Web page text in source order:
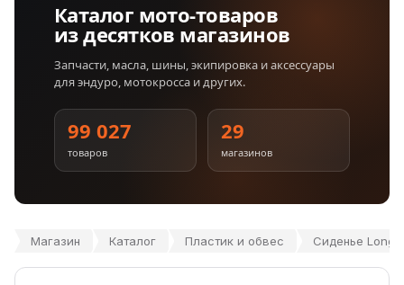
Каталог мото-товаров
из десятков магазинов
Запчасти, масла, шины, экипировка и аксессуары
для эндуро, мотокросса и других.
99 027
товаров
29
магазинов
Магазин Каталог Пластик и обвес Сиденье